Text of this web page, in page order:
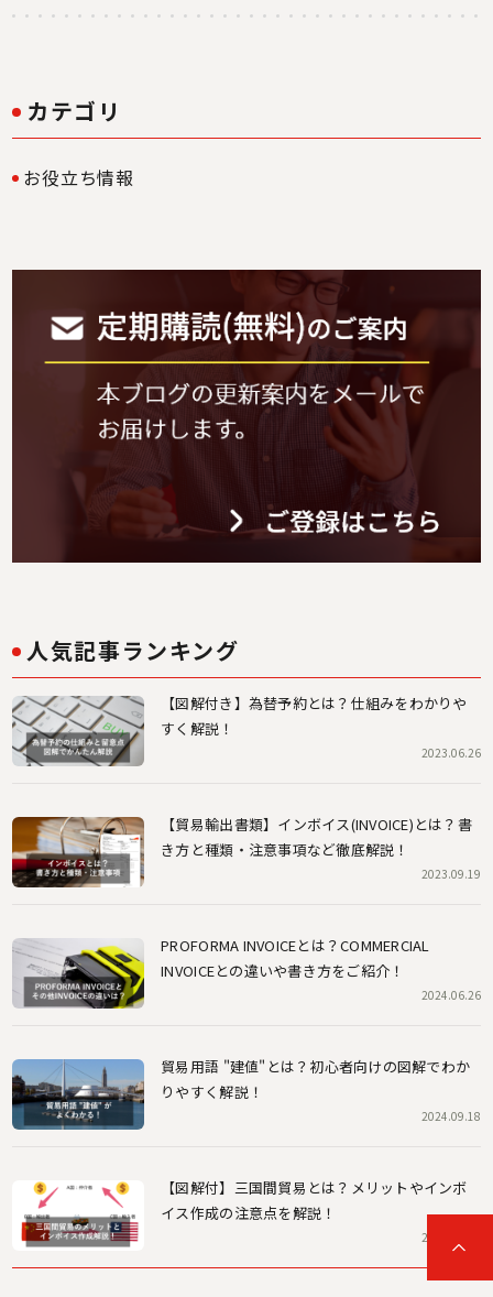
カテゴリ
お役立ち情報
人気記事ランキング
【図解付き】為替予約とは？仕組みをわかりや
すく解説！
2023.06.26
【貿易輸出書類】インボイス(INVOICE)とは？書
き方と種類・注意事項など徹底解説！
2023.09.19
PROFORMA INVOICEとは？COMMERCIAL
INVOICEとの違いや書き方をご紹介！
2024.06.26
貿易用語 "建値"とは？初心者向けの図解でわか
りやすく解説！
2024.09.18
【図解付】三国間貿易とは？メリットやインボ
イス作成の注意点を解説！
2023.09.04